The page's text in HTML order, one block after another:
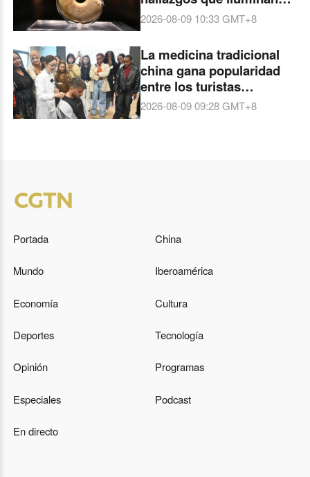
los orígenes de la
2026-08-09 10:33GMT+8
La medicina tradicional
china gana popularidad
entre los turistas
extranjeros
2026-08-09 09:28GMT+8
Portada China
Mundo Iberoamérica
Economía Cultura
Deportes Tecnología
Opinión Programas
Especiales Podcast
En directo